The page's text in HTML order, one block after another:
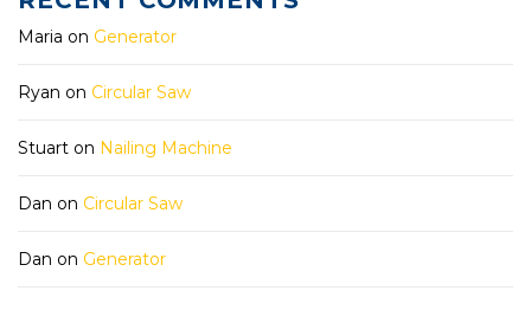
Maria on Generator
Ryan on Circular Saw
Stuart on Nailing Machine
Dan on Circular Saw
Dan on Generator